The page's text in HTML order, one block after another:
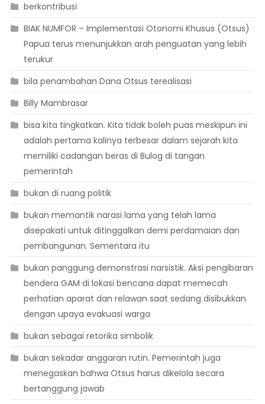
berkontribusi
BIAK NUMFOR – Implementasi Otonomi Khusus (Otsus)
Papua terus menunjukkan arah penguatan yang lebih
terukur
bila penambahan Dana Otsus terealisasi
Billy Mambrasar
bisa kita tingkatkan. Kita tidak boleh puas meskipun ini
adalah pertama kalinya terbesar dalam sejarah kita
memiliki cadangan beras di Bulog di tangan
pemerintah
bukan di ruang politik
bukan memantik narasi lama yang telah lama
disepakati untuk ditinggalkan demi perdamaian dan
pembangunan. Sementara itu
bukan panggung demonstrasi narsistik. Aksi pengibaran
bendera GAM di lokasi bencana dapat memecah
perhatian aparat dan relawan saat sedang disibukkan
dengan upaya evakuasi warga
bukan sebagai retorika simbolik
bukan sekadar anggaran rutin. Pemerintah juga
menegaskan bahwa Otsus harus dikelola secara
bertanggung jawab